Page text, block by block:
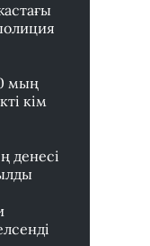
мың
кім
денесі